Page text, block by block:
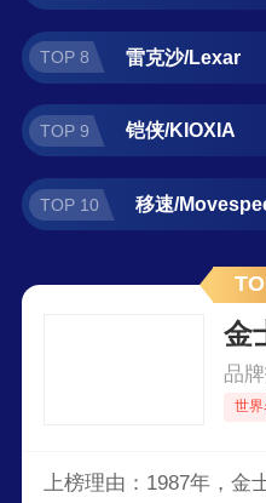
TOP 8 雷克沙/Lexar
TOP 9 铠侠/KIOXIA
TOP 10 移速/
金
品
世
上榜理由：1987年，